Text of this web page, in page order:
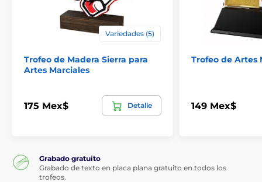
Variedades (5)
Trofeo de Madera Sierra para
Artes Marciales
175 Mex$ Detalle
Trofeo de Artes
149 Mex$
Grabado gratuito
Grabado de texto en placa plana gratuito en todos los
trofeos.